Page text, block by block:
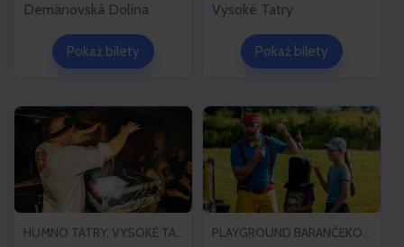
Demänovská Dolina
Pokaż bilety
Vysoké Tatry
Pokaż bilety
HUMNO TATRY, VYSOKÉ TATRY PLAYGROUND BARANČEKOVO, DEMÄNOVSKÁ DOLINA